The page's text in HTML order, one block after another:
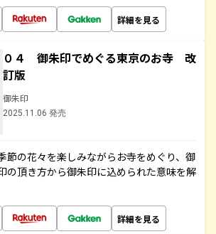
詳細を見る
０４ 御朱印でめぐる東京のお寺 改
訂版
御朱印
2025.11.06 発売
節の花々を楽しみながらお寺をめぐり、御
の頂き方から御朱印に込められた意味を解
詳細を見る